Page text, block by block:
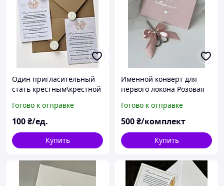
Один пригласительный
стать крестным\крестной
Готово к отправке
100₴/ед.
Купить
Именной конверт для
первого локона Розовая
ножницами
Готово к отправке
500₴/комплект
Купить